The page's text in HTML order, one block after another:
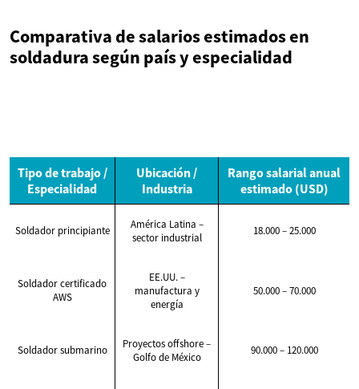
Comparativa de salarios estimados en
soldadura según país y especialidad
Tipo de trabajo /
Especialidad
Ubicación /
Industria
Rango salarial anual
estimado (USD)
Soldador principiante
América Latina –
sector industrial
18.000 – 25.000
Soldador certificado
AWS
EE.UU. –
manufactura y
energía
50.000 – 70.000
Soldador submarino
Proyectos offshore –
Golfo de México
90.000 – 120.000